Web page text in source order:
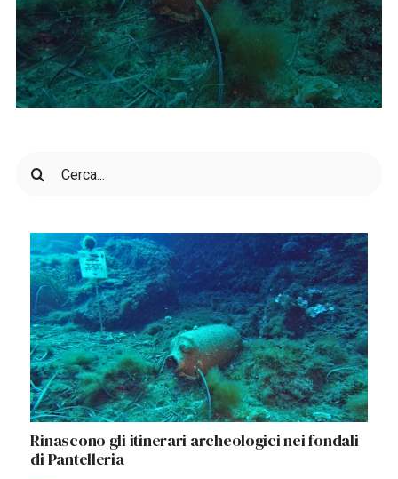
per:
Rinascono gli itinerari archeologici nei fondali
di Pantelleria